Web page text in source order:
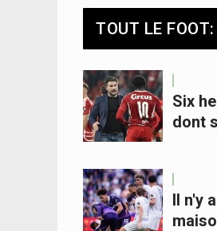
TOUT LE
Six
dont
Il n'y